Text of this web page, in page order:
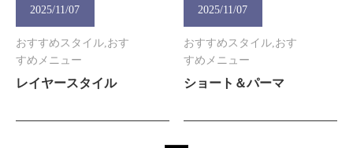
2025/11/07
おすすめスタイル,おす
すめメニュー
レイヤースタイル
2025/11/07
おすすめスタイル,おす
すめメニュー
ショート＆パーマ